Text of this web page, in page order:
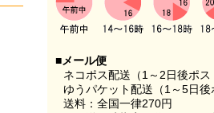
■メール便
ネコポス配送（1～2日後ポ
ゆうパケット配送（1～5日
送料：全国一律270円